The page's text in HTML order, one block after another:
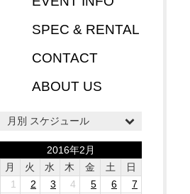
SPEC & RENTAL
CONTACT
ABOUT US
月別 スケジュール
2016年2月
月
火 水 木 金 土
日
1
2 3 4 5 6
7